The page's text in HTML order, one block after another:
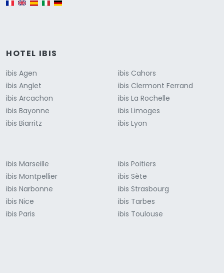
HOTEL IBIS
ibis Agen
ibis Anglet
ibis Arcachon
ibis Bayonne
ibis Biarritz
ibis Cahors
ibis Clermont Ferrand
ibis La Rochelle
ibis Limoges
ibis Lyon
ibis Marseille
ibis Montpellier
ibis Narbonne
ibis Nice
ibis Paris
ibis Poitiers
ibis Sète
ibis Strasbourg
ibis Tarbes
ibis Toulouse